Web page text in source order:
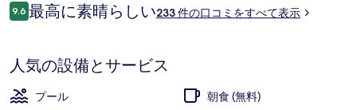
の
真
ギ
ジが備わっています。スキーヤーのお客様はスキーシャトルサービ
口
コ
9.610段階中9.6
最高に素晴らしい233 件の口コミをすべて表示
人気の設備とサービス
プール
朝食 (無料)